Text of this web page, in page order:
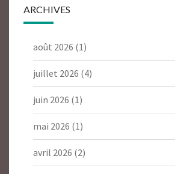
ARCHIVES
août 2026 (1)
juillet 2026 (4)
juin 2026 (1)
mai 2026 (1)
avril 2026 (2)